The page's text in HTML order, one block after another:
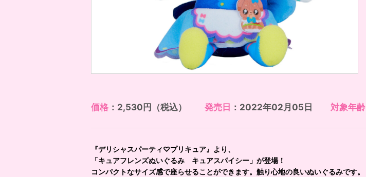
価格 ：2,530円（税込） 発売日 ：2022年02月05日 対象年齢
『デリシャスパーティ♡プリキュア』より、
「キュアフレンズぬいぐるみ キュアスパイシー」が登場！
コンパクトなサイズ感で座らせることができます。触り心地の良いぬいぐるみです。